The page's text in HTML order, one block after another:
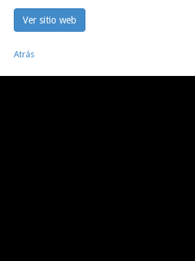
Ver sitio web
Atrás